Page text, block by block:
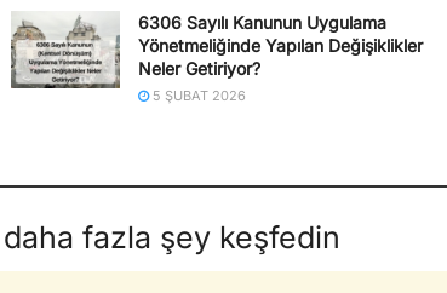
6306 Sayılı Kanunun Uygulama
Yönetmeliğinde Yapılan Değişiklikler
Neler Getiriyor?
5 ŞUBAT 2026
fazla şey keşfedin